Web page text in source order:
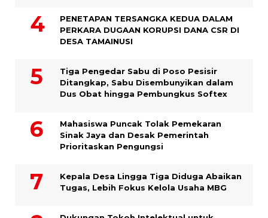
PENETAPAN TERSANGKA KEDUA DALAM
PERKARA DUGAAN KORUPSI DANA CSR DI
DESA TAMAINUSI
Tiga Pengedar Sabu di Poso Pesisir
Ditangkap, Sabu Disembunyikan dalam
Dus Obat hingga Pembungkus Softex
Mahasiswa Puncak Tolak Pemekaran
Sinak Jaya dan Desak Pemerintah
Prioritaskan Pengungsi
Kepala Desa Lingga Tiga Diduga Abaikan
Tugas, Lebih Fokus Kelola Usaha MBG